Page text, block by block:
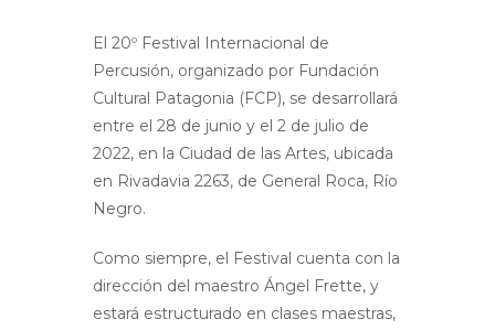
El 20º Festival Internacional de
Percusión, organizado por Fundación
Cultural Patagonia (FCP), se desarrollará
entre el 28 de junio y el 2 de julio de
2022, en la Ciudad de las Artes, ubicada
en Rivadavia 2263, de General Roca, Río
Negro.
Como siempre, el Festival cuenta con la
dirección del maestro Ángel Frette, y
estará estructurado en clases maestras,